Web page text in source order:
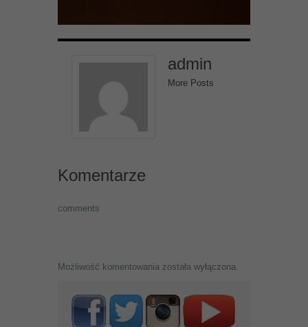
admin
More Posts
Komentarze
comments
Możliwość komentowania została wyłączona.